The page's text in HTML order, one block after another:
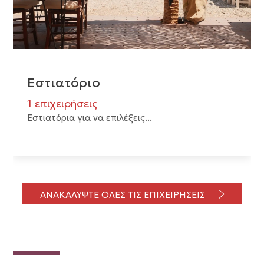
Εστιατόριο
1 επιχειρήσεις
Εστιατόρια για να επιλέξεις...
ΑΝΑΚΑΛΥΨΤΕ ΟΛΕΣ ΤΙΣ ΕΠΙΧΕΙΡΗΣΕΙΣ